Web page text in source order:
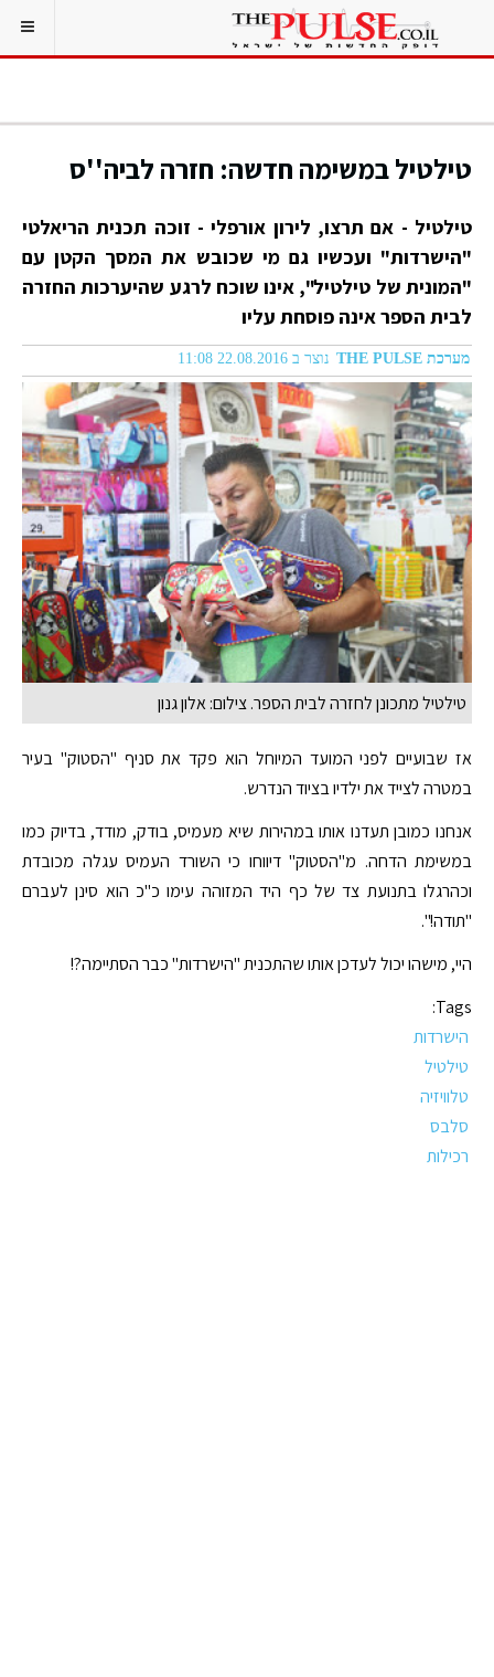
טילטיל במשימה חדשה: חזרה לביה''ס
טילטיל - אם תרצו, לירון אורפלי - זוכה תכנית הריאלטי
"הישרדות" ועכשיו גם מי שכובש את המסך הקטן עם
"המונית של טילטיל", אינו שוכח לרגע שהיערכות החזרה
לבית הספר אינה פוסחת עליו
מערכת THE PULSE נוצר ב 22.08.2016 11:08
טילטיל מתכונן לחזרה לבית הספר. צילום: אלון גנון
אז שבועיים לפני המועד המיוחל הוא פקד את סניף "הסטוק" בעיר
במטרה לצייד את ילדיו בציוד הנדרש.
אנחנו כמובן תעדנו אותו במהירות שיא מעמיס, בודק, מודד, בדיוק כמו
במשימת הדחה. מ"הסטוק" דיווחו כי השורד העמיס עגלה מכובדת
וכהרגלו בתנועת צד של כף היד המזוהה עימו כ"כ הוא סינן לעברם
"תודה!".
היי, מישהו יכול לעדכן אותו שהתכנית "הישרדות" כבר הסתיימה?!
Tags:
הישרדות
טילטיל
טלוויזיה
סלבס
רכילות